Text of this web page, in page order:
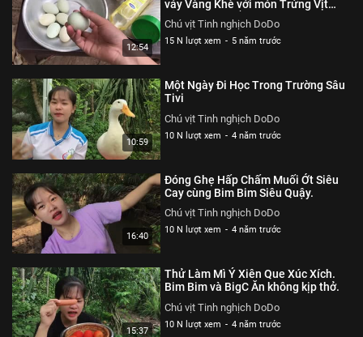
12:54
váy Vàng Khè với món Trứng Vịt
Chiên Nước Mắm.
Chú vịt Tinh nghịch DoDo
15 N lượt xem - 5 năm trước
10:59
Một Ngày Đi Học Trong Trường Sâu
Tivi
Chú vịt Tinh nghịch DoDo
10 N lượt xem - 4 năm trước
16:40
Đóng Ghẹ Hấp Chấm Muối Ớt Siêu
Cay cùng Bim Bim Siêu Quậy.
Chú vịt Tinh nghịch DoDo
10 N lượt xem - 4 năm trước
15:37
Thử Làm Mì Ý Xiên Que Xúc Xích.
Bim Bim và BigC Ăn không kịp thở.
Chú vịt Tinh nghịch DoDo
10 N lượt xem - 4 năm trước